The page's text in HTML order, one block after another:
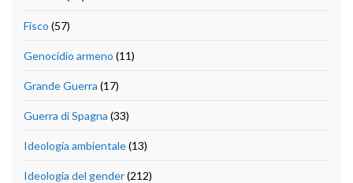
Fisco (57)
Genocidio armeno (11)
Grande Guerra (17)
Guerra di Spagna (33)
Ideologia ambientale(13)
Ideologia del gender(212)